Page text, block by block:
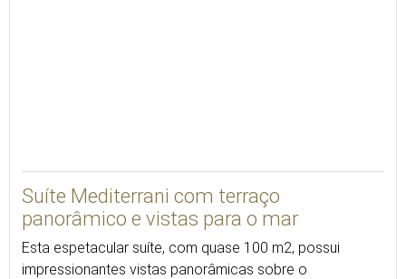
Suíte Mediterrani com terraço
panorâmico e vistas para o mar
Esta espetacular suíte, com quase 100 m2, possui
impressionantes vistas panorâmicas sobre o